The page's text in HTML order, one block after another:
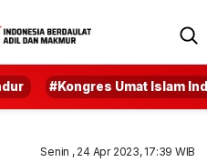
#Kongres Umat Islam
Senin , 24 Apr 2023, 17:39 WIB